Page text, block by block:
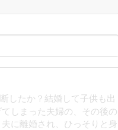
したか？結婚して子供も出
しまった夫婦の、その後の
に離婚され、ひっそりと身